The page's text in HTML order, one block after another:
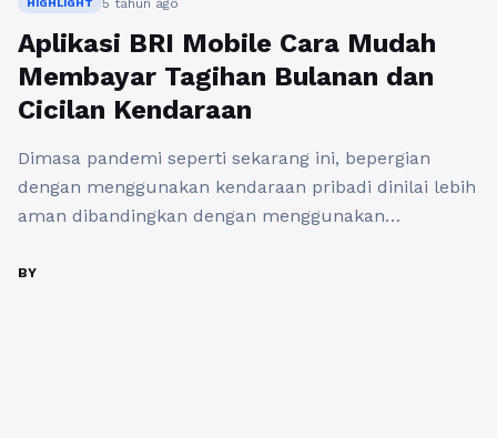
HIGHLIGHT
Aplikasi BRI Mobile Cara Mudah
Membayar Tagihan Bulanan dan
Cicilan Kendaraan
Dimasa pandemi seperti sekarang ini, bepergian
dengan menggunakan kendaraan pribadi dinilai lebih
aman dibandingkan dengan menggunakan
solusi tepat atas kebutuhan mobilitas sebagian besar
BY